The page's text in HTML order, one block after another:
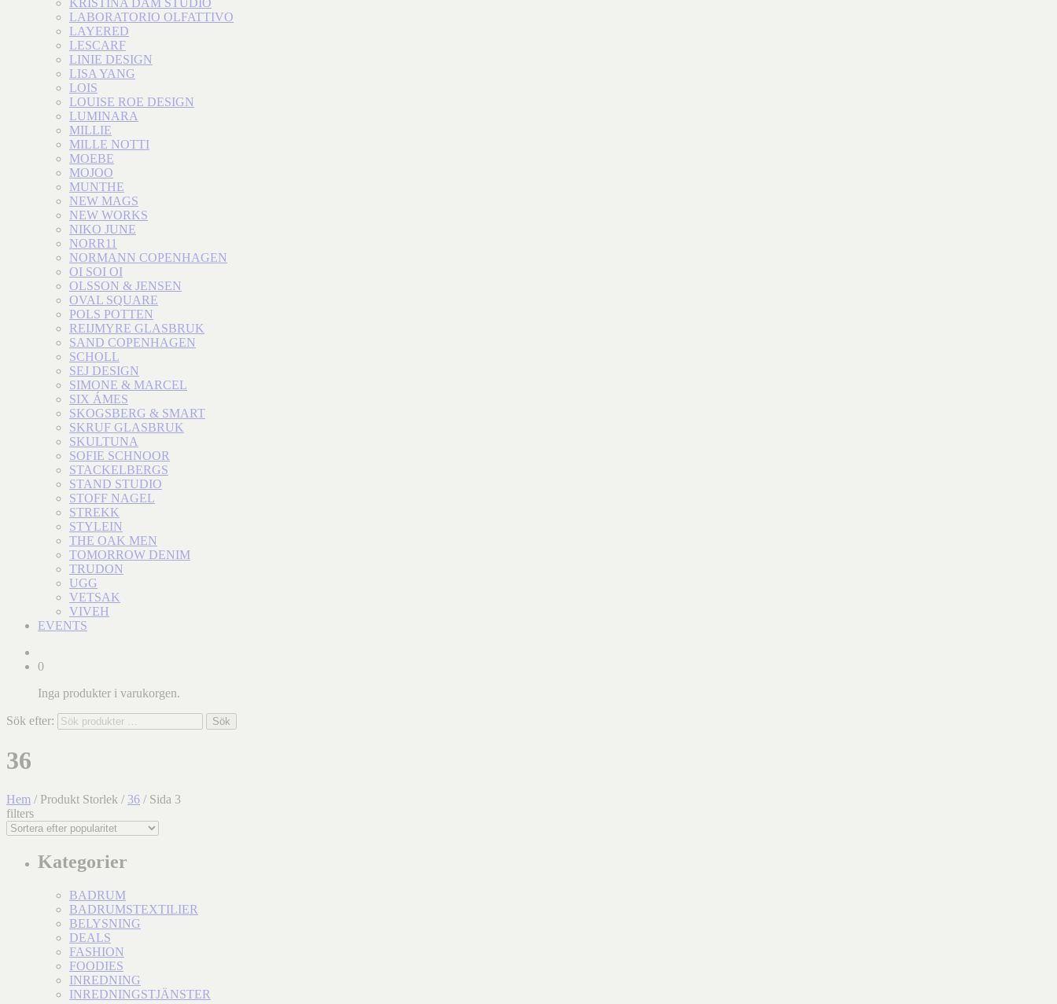
KRISTINA DAM STUDIO
LABORATORIO OLFATTIVO
LAYERED
LESCARF
LINIE DESIGN
LISA YANG
LOIS
LOUISE ROE DESIGN
LUMINARA
MILLIE
MILLE NOTTI
MOEBE
MOJOO
MUNTHE
NEW MAGS
NEW WORKS
NIKO JUNE
NORR11
NORMANN COPENHAGEN
OI SOI OI
OLSSON & JENSEN
OVAL SQUARE
POLS POTTEN
REIJMYRE GLASBRUK
SAND COPENHAGEN
SCHOLL
SEJ DESIGN
SIMONE & MARCEL
SIX ÁMES
SKOGSBERG & SMART
SKRUF GLASBRUK
SKULTUNA
SOFIE SCHNOOR
STACKELBERGS
STAND STUDIO
STOFF NAGEL
STREKK
STYLEIN
THE OAK MEN
TOMORROW DENIM
TRUDON
UGG
VETSAK
VIVEH
EVENTS
0
Inga produkter i varukorgen.
Sök efter: Sök
36
Hem / Produkt Storlek / 36 / Sida 3
filters
Kategorier
BADRUM
BADRUMSTEXTILIER
BELYSNING
DEALS
FASHION
FOODIES
INREDNING
INREDNINGSTJÄNSTER